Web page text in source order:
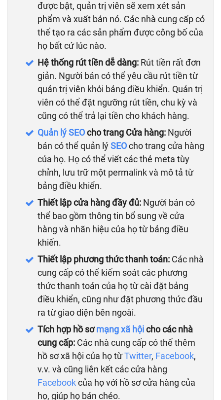
được bật, quản trị viên sẽ xem xét sản
phẩm và xuất bản nó. Các nhà cung cấp có
thể tạo ra các sản phẩm được công bố của
họ bất cứ lúc nào.
Hệ thống rút tiền dễ dàng: Rút tiền rất đơn
giản. Người bán có thể yêu cầu rút tiền từ
quản trị viên khỏi bảng điều khiển. Quản trị
viên có thể đặt ngưỡng rút tiền, chu kỳ và
cũng có thể trả lại tiền cho khách hàng.
Quản lý SEOcho trang Cửa hàng: Người
bán có thể quản lýSEOcho trang cửa hàng
của họ. Họ có thể viết các thẻ meta tùy
chỉnh, lưu trữ một permalink và mô tả từ
bảng điều khiển.
Thiết lập cửa hàng đầy đủ: Người bán có
thể bao gồm thông tin bổ sung về cửa
hàng và nhãn hiệu của họ từ bảng điều
khiển.
Thiết lập phương thức thanh toán: Các nhà
cung cấp có thể kiểm soát các phương
thức thanh toán của họ từ cài đặt bảng
điều khiển, cũng như đặt phương thức đầu
ra từ giao diện bên ngoài.
Tích hợp hồ sơmạng xã hộicho các nhà
cung cấp: Các nhà cung cấp có thể thêm
hồ sơ xã hội của họ từTwitter, Facebook,
v.v. và cũng liên kết các cửa hàng
Facebookcủa họ với hồ sơ cửa hàng của
họ, giúp họ bán chéo.